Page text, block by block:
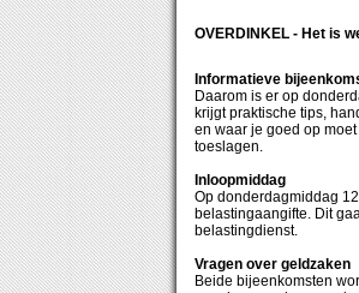
OVERDINKEL - Het is
Informatieve
Daarom is er op
krijgt praktische tips,
en waar je goed op
toeslagen.
Inloopmiddag
Op donderdagmiddag
belastingaangifte. Dit
belastingdienst.
Vragen over geldzaken
Beide bijeenkomsten